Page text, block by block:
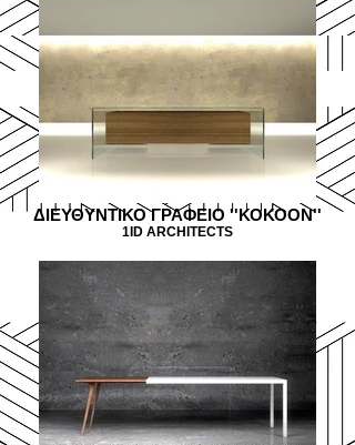
ΔΙΕΥΘΥΝΤΙΚΟ ΓΡΑΦΕΙΟ ''ΚΟΚΟΟΝ''
1ID ARCHITECTS